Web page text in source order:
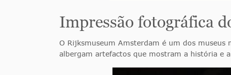
Impressão fotográfica
O Rijksmuseum Amsterdam é um dos museus
albergam artefactos que mostram a história e